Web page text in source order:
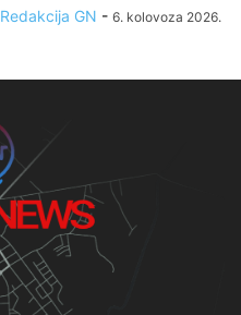
Redakcija GN - 6. kolovoza 2026.